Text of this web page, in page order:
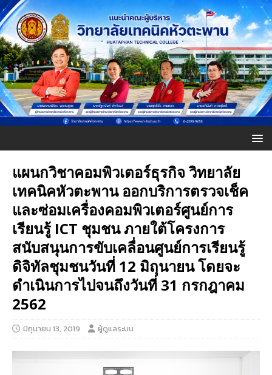
แผนกวิชาคอมพิวเตอร์ธุรกิจ วิทยาลัย
เทคนิคหัวตะพาน ออกบริการตรวจเช็ค
และซ่อมเครื่องคอมพิวเตอร์ศูนย์การ
เรียนรู้ ICT ชุมชน ภายใต้โครงการ
สนับสนุนการขับเคลื่อนศูนย์การเรียนรู้
ดิจิทัลชุมชนวันที่ 12 มิถุนายน โดยจะ
ดำเนินการไปจนถึงวันที่ 31 กรกฎาคม
2562
มิถุนายน 13, 2019 ผู้ดูแลระบบ